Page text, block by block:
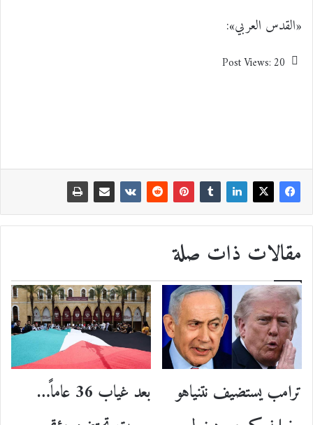
«القدس العربي»:
Post Views:20
مقالات ذات صلة
ترامب يستضيف نتنياهو
بعد غياب 36 عاماً…